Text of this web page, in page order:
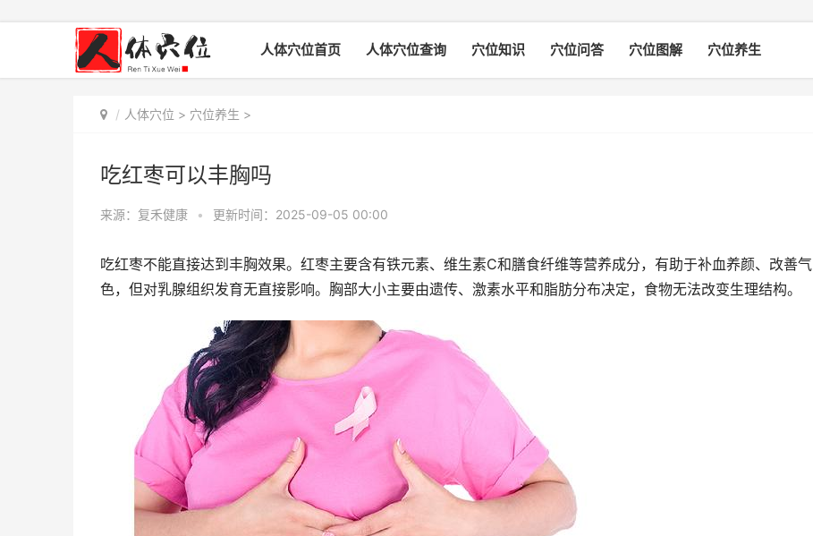
人体穴位首页 人体穴位查询 穴位知识 穴位问答 穴位图解 穴位养生
人体穴位 > 穴位养生 >
吃红枣可以丰胸吗
来源：复禾健康 • 更新时间：2025-09-05 00:00
吃红枣不能直接达到丰胸效果。红枣主要含有铁元素、维生素C和膳食纤维等营养成分，有助于补血养颜、改善气
色，但对乳腺组织发育无直接影响。胸部大小主要由遗传、激素水平和脂肪分布决定，食物无法改变生理结构。